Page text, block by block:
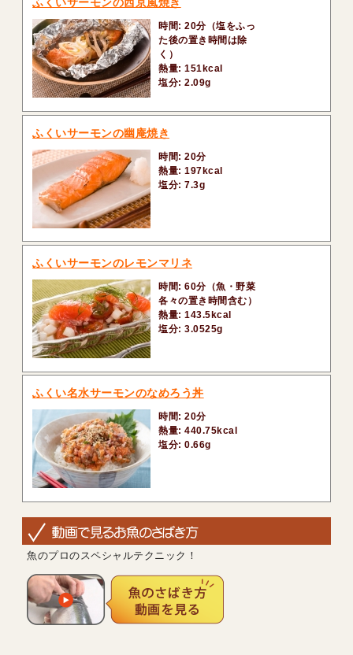
時間: 20分（塩をふっ
た後の置き時間は除
く）
熱量: 151kcal
塩分: 2.09g
ふくいサーモンの幽庵焼き
時間: 20分
熱量: 197kcal
塩分: 7.3g
ふくいサーモンのレモンマリネ
時間: 60分（魚・野菜
各々の置き時間含む）
熱量: 143.5kcal
塩分: 3.0525g
ふくい名水サーモンのなめろう丼
時間: 20分
熱量: 440.75kcal
塩分: 0.66g
魚のプロのスペシャルテクニック！